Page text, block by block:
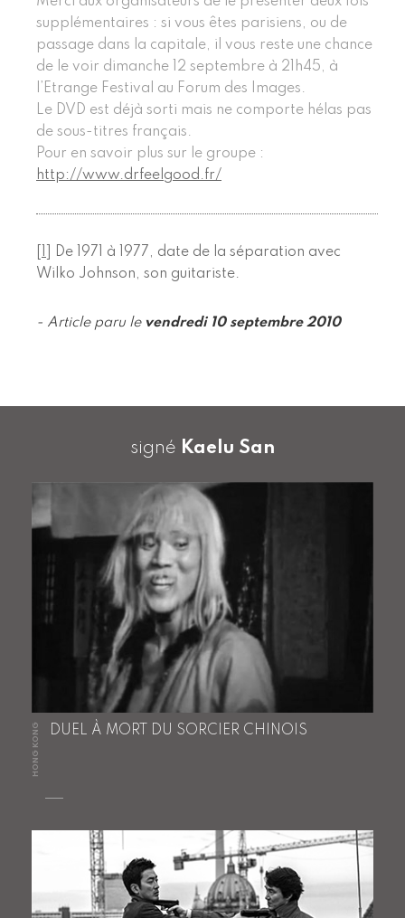
supplémentaires : si vous êtes parisiens, ou de
passage dans la capitale, il vous reste une chance
de le voir dimanche 12 septembre à 21h45, à
l’Etrange Festival au Forum des Images.
Le DVD est déjà sorti mais ne comporte hélas pas
de sous-titres français.
Pour en savoir plus sur le groupe :
http://www.drfeelgood.fr/
De 1971 à 1977, date de la séparation avec
Wilko Johnson, son guitariste.
- Article paru le vendredi 10 septembre 2010
signé Kaelu San
HONG KONG DUEL À MORT DU SORCIER CHINOIS